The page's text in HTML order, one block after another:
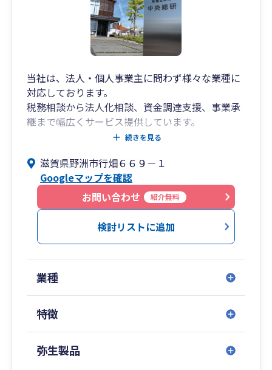
当社は、法人・個人事業主に問わず様々な業種に
対応しております。
税務相談から法人化相談、資金調達支援、事業承
継まで幅広くサービス提供しています。
実績の伴う専門力と蓄積されたノウハウ・広いネ
トいたします。
アクセスはJR野洲駅徒歩6分、駐車場も完備で
続きを見る
滋賀県野洲市行畑６６９－１
Googleマップを確認
お問い合わせ
紹介無料
検討リストに追加
業種
特徴
弥生製品